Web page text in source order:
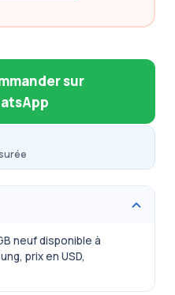
sur
neuf disponible à
prix en USD,